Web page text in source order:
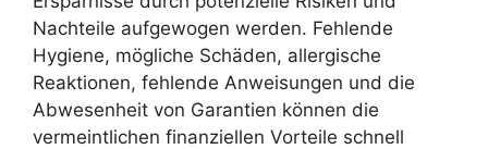
Nachteile aufgewogen werden. Fehlende
Hygiene, mögliche Schäden, allergische
Reaktionen, fehlende Anweisungen und die
Abwesenheit von Garantien können die
vermeintlichen finanziellen Vorteile schnell